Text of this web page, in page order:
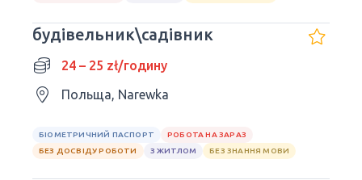
будівельник\садівник
24 – 25 zł/годину
Польща, Narewka
БІОМЕТРИЧНИЙ ПАСПОРТ
РОБОТА НА ЗАРАЗ
БЕЗ ДОСВІДУ РОБОТИ
З ЖИТЛОМ БЕЗ ЗНАННЯ МОВИ